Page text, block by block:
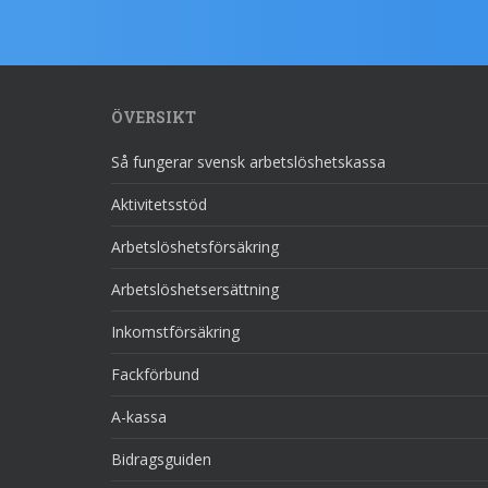
ÖVERSIKT
Så fungerar svensk arbetslöshetskassa
Aktivitetsstöd
Arbetslöshetsförsäkring
Arbetslöshetsersättning
Inkomstförsäkring
Fackförbund
A-kassa
Bidragsguiden